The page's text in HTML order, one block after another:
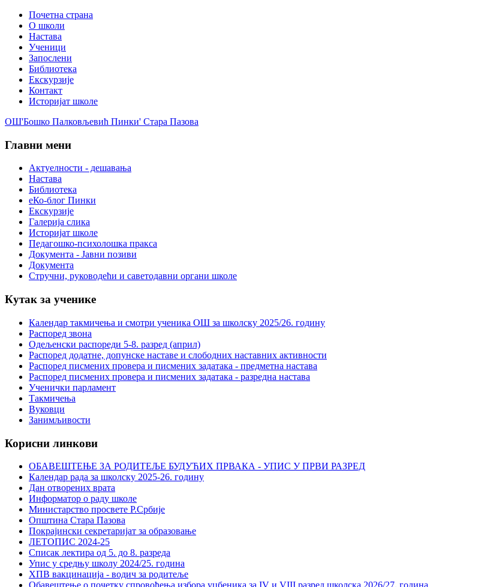
Почетна страна
О школи
Настава
Ученици
Запослени
Библиотека
Екскурзије
Контакт
Историјат школе
ОШ'Бошко Палковљевић Пинки' Стара Пазова
Главни мени
Актуелности - дешавања
Настава
Библиотека
еКо-блог Пинки
Екскурзије
Галерија слика
Историјат школе
Педагошко-психолошка пракса
Документа - Јавни позиви
Документа
Стручни, руководећи и саветодавни органи школе
Кутак за ученике
Календар такмичења и смотри ученика ОШ за школску 2025/26. годину
Распоред звона
Одељенски распореди 5-8. разред (април)
Распоред додатне, допунске наставе и слободних наставних активности
Распоред писмених провера и писмених задатака - предметна настава
Распоред писмених провера и писмених задатака - разредна настава
Ученички парламент
Такмичења
Вуковци
Занимљивости
Корисни линкови
ОБАВЕШТЕЊЕ ЗА РОДИТЕЉЕ БУДУЋИХ ПРВАКА - УПИС У ПРВИ РАЗРЕД
Календар рада за школску 2025-26. годину
Дан отворених врата
Информатор о раду школе
Министарство просвете Р.Србије
Општина Стара Пазова
Покрајински секретаријат за образовање
ЛЕТОПИС 2024-25
Списак лектира од 5. до 8. разреда
Упис у средњу школу 2024/25. година
ХПВ вакцинација - водич за родитеље